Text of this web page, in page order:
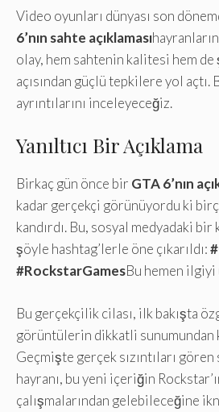
Video oyunları dünyası son
6’nın sahte açıklaması
olay, hem sahtenin kalitesi hem de
açısından güçlü tepkilere yol açtı.
ayrıntılarını inceleyeceğiz.
Yanıltıcı Bir Açıklama
Birkaç gün önce bir GTA 6’nın
kadar gerçekçi görünüyordu ki
kandırdı. Bu, sosyal medyadaki bir
şöyle hashtag’lerle öne çıkarıldı:
#RockstarGamesBu hemen ilgiyi
Bu gerçekçilik cilası, ilk bakışta
görüntülerin dikkatli sunumundan
Geçmişte gerçek sızıntıları
hayranı, bu yeni içeriğin
çalışmalarından gelebileceğine